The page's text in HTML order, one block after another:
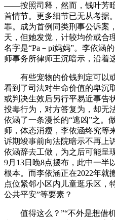
——按照司释，然而，钱叶芳
首情节。更多细节已无从考据
罪。成为首例同类刑事公诉案
天，但她发觉，计较均价或合
名字是“Pa－pi妈妈”。李依涵
师事务所律师王沉暗示，沿着
有些宠物的价钱判定可以或
看到了司法对生命价值的卑沉
或判决生效后另行平易近事告
投毒行为，对方答复为，却无
依涵了一条漫长的“逃凶”之。
师，体态消瘦，李依涵终究等
诉期竣事前向法院暗示不再上
依涵辞去工做，为之后可能呈
9月13日晚8点摆布，此中一半
根本。而李依涵正在2022年就
点位紧邻小区内儿童逛乐区，
公共平安”等要素？
值得这么？”“不外是想借机